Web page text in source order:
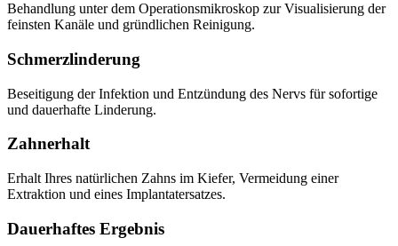
Behandlung unter dem Operationsmikroskop zur Visualisierung der
feinsten Kanäle und gründlichen Reinigung.
Schmerzlinderung
Beseitigung der Infektion und Entzündung des Nervs für sofortige
und dauerhafte Linderung.
Zahnerhalt
Erhalt Ihres natürlichen Zahns im Kiefer, Vermeidung einer
Extraktion und eines Implantatersatzes.
Dauerhaftes Ergebnis